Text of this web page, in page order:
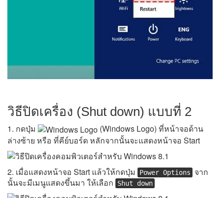
วิธีปิดเครื่อง (Shut down) แบบที่ 2
1. กดปุ่ม
(Windows Logo) ที่หน้าจอด้าน
ล่างซ้าย หรือ ที่คีย์บอร์ด หลักจากนั้นจะแสดงหน้าจอ Start
2. เมื่อแสดงหน้าจอ Start แล้วให้กดปุ่ม Power Options
จาก
นั้นจะมีเมนูแสดงขึ้นมา ให้เลือก
Shut down